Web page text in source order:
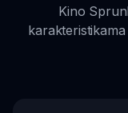
Kino